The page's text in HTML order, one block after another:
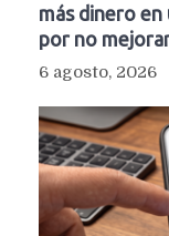
más dinero
por no
6 agosto, 2026